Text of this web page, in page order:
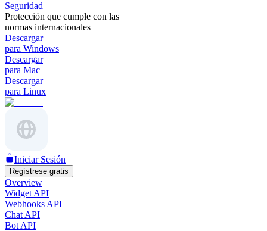
Seguridad
Protección que cumple con las
normas internacionales
Descargar
para Windows
Descargar
para Mac
Descargar
para Linux
Iniciar Sesión
Regístrese gratis
Overview
Widget API
Webhooks API
Chat API
Bot API